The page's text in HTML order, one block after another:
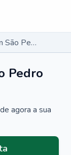
Pneumologista em São Pedro da Cipa - MT
Pedro
agora a sua